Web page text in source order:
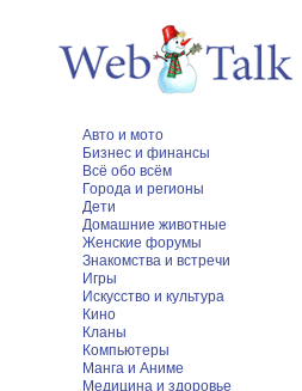
Авто и мото
Бизнес и финансы
Всё обо всём
Города и регионы
Дети
Домашние животные
Женские форумы
Знакомства и встречи
Игры
Искусство и культура
Кино
Кланы
Компьютеры
Манга и Аниме
Медицина и здоровье